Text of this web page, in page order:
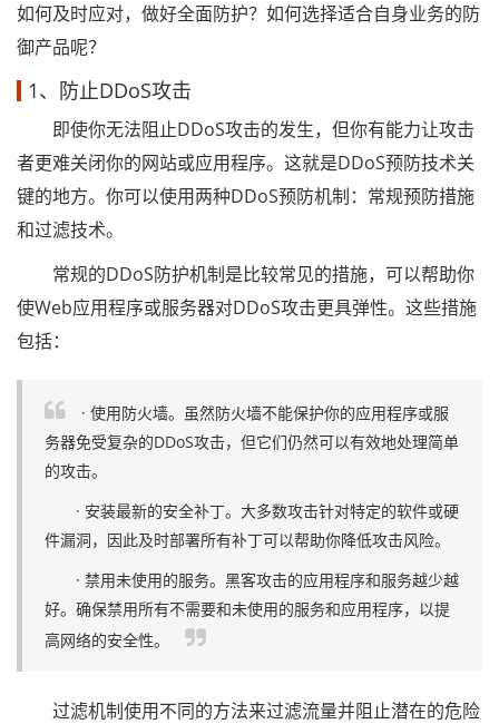
如何及时应对，做好全面防护？如何选择适合自身业务的防
御产品呢？
1、防止DDoS攻击
即使你无法阻止DDoS攻击的发生，但你有能力让攻击
者更难关闭你的网站或应用程序。这就是DDoS预防技术关
键的地方。你可以使用两种DDoS预防机制：常规预防措施
和过滤技术。
常规的DDoS防护机制是比较常见的措施，可以帮助你
使Web应用程序或服务器对DDoS攻击更具弹性。这些措施
包括：
· 使用防火墙。虽然防火墙不能保护你的应用程序或服
务器免受复杂的DDoS攻击，但它们仍然可以有效地处理简单
的攻击。
· 安装最新的安全补丁。大多数攻击针对特定的软件或硬
件漏洞，因此及时部署所有补丁可以帮助你降低攻击风险。
· 禁用未使用的服务。黑客攻击的应用程序和服务越少越
好。确保禁用所有不需要和未使用的服务和应用程序，以提
高网络的安全性。
过滤机制使用不同的方法来过滤流量并阻止潜在的危险